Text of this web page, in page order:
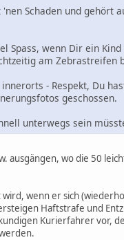
Schaden und gehört
Spass, wenn Dir ein
am Zebrastreifen
- Respekt, Du
geschossen.
unterwegs sein
ausgängen, wo die 50
wenn er sich
Haftstrafe und
Kurierfahrer vor,